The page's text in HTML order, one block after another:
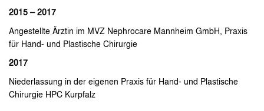
2015 – 2017
Angestellte Ärztin im MVZ Nephrocare Mannheim GmbH, Praxis
für Hand- und Plastische Chirurgie
2017
Niederlassung in der eigenen Praxis für Hand- und Plastische
Chirurgie HPC Kurpfalz